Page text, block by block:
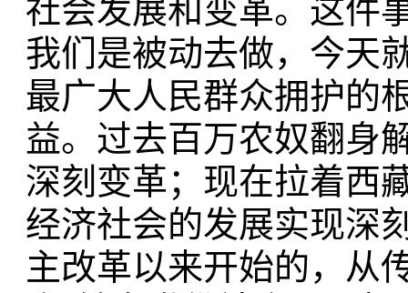
社会发展和变革。这件
我们是被动去做，今天
最广大人民群众拥护的
益。过去百万农奴翻身
深刻变革；现在拉着西
经济社会的发展实现深
主改革以来开始的，从